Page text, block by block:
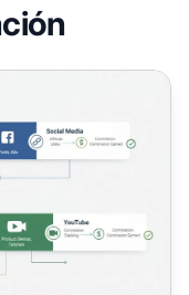
el marketing de